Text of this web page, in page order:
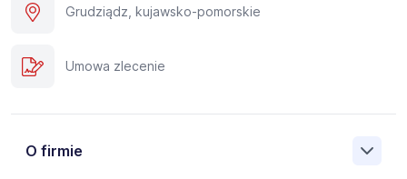
Grudziądz, kujawsko-pomorskie
Umowa zlecenie
O firmie